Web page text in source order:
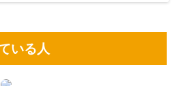
いる人